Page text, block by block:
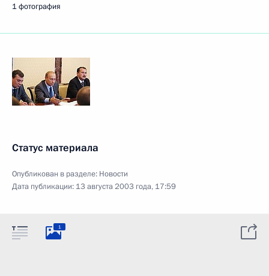
1 фотография
Статус материала
Опубликован в разделе: Новости
Дата публикации: 13 августа 2003 года, 17:59
1